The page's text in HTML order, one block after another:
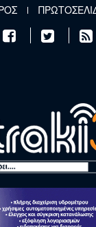
περιεχόμενο